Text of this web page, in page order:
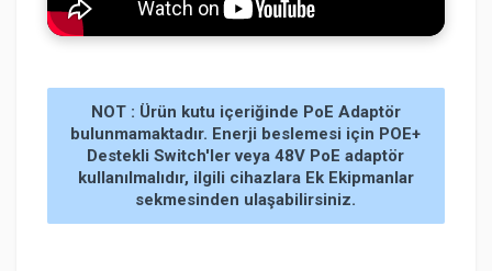
NOT : Ürün kutu içeriğinde PoE Adaptör
bulunmamaktadır. Enerji beslemesi için POE+
Destekli Switch'ler veya 48V PoE adaptör
kullanılmalıdır, ilgili cihazlara Ek Ekipmanlar
sekmesinden ulaşabilirsiniz.